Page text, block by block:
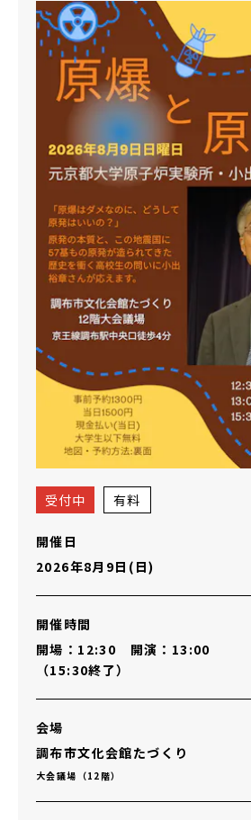
原爆と原発ー原爆はダメなのに
受付中 有料
開催日
2026年8月9日(日)
開催時間
開場：12:30 開演：13:00
（15:30終了）
会場
調布市文化会館たづくり
大会議場（12階）